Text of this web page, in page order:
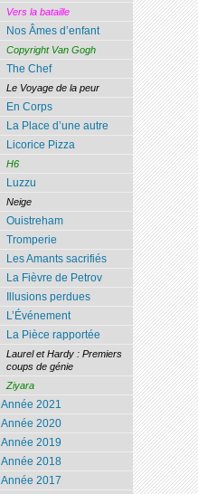
Vers la bataille
Nos Âmes d’enfant
Copyright Van Gogh
The Chef
Le Voyage de la peur
En Corps
La Place d’une autre
Licorice Pizza
H6
Luzzu
Neige
Ouistreham
Tromperie
Les Amants sacrifiés
La Fièvre de Petrov
Illusions perdues
L’Événement
La Pièce rapportée
Laurel et Hardy : Premiers
coups de génie
Ziyara
Année 2021
Année 2020
Année 2019
Année 2018
Année 2017